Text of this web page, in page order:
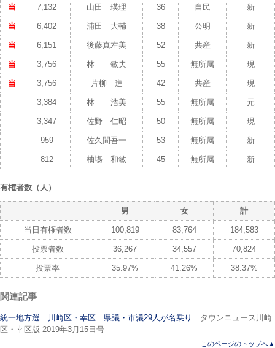
当 7,132 山田 瑛理 36 自民 新
当 6,402 浦田 大輔 38 公明 新
当 6,151 後藤真左美 52 共産 新
当 3,756 林 敏夫 55 無所属 現
当 3,756 片柳 進 42 共産 現
3,384 林 浩美 55 無所属 元
3,347 佐野 仁昭 50 無所属 現
959 佐久間吾一 53 無所属 新
812 柚塲 和敏 45 無所属 新
有権者数（人）
男 女 計
当日有権者数 100,819 83,764 184,583
投票者数 36,267 34,557 70,824
投票率 35.97% 41.26% 38.37%
関連記事
統一地方選 川崎区・幸区 県議・市議29人が名乗り
タウンニュース川崎
区・幸区版 2019年3月15日号
このページのトップへ▲